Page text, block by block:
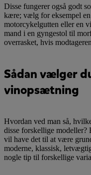
Disse fungerer også godt
kære; vælg for eksempel
motorcykelgutten eller en
mand i en gyngestol til
overrasket, hvis
Sådan vælger
vinopsætning
Hvordan ved man så,
disse forskellige modeller?
vil have det til at være
moderne, klassisk,
nogle tip til forskellige